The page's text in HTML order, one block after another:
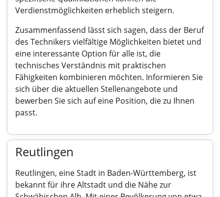
Verdienstmöglichkeiten erheblich steigern.
Zusammenfassend lässt sich sagen, dass der Beruf
des Technikers vielfältige Möglichkeiten bietet und
eine interessante Option für alle ist, die
technisches Verständnis mit praktischen
Fähigkeiten kombinieren möchten. Informieren Sie
sich über die aktuellen Stellenangebote und
bewerben Sie sich auf eine Position, die zu Ihnen
passt.
Reutlingen
Reutlingen, eine Stadt in Baden-Württemberg, ist
bekannt für ihre Altstadt und die Nähe zur